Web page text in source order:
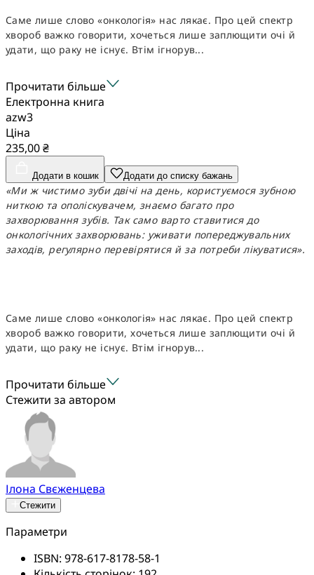
Саме лише слово «онкологія» нас лякає. Про цей спектр
хвороб важко говорити, хочеться лише заплющити очі й
удати, що раку не існує. Втім ігнорув...
Прочитати більше
Електронна книга
azw3
Ціна
235,00 ₴
Додати в кошик Додати до списку бажань
«Ми ж чистимо зуби двічі на день, користуємося зубною
ниткою та ополіскувачем, знаємо багато про
захворювання зубів. Так само варто ставитися до
онкологічних захворювань: уживати попереджувальних
заходів, регулярно перевірятися й за потреби лікуватися».
Саме лише слово «онкологія» нас лякає. Про цей спектр
хвороб важко говорити, хочеться лише заплющити очі й
удати, що раку не існує. Втім ігнорув...
Прочитати більше
Стежити за автором
Ілона Свєженцева
Стежити
Параметри
ISBN: 978-617-8178-58-1